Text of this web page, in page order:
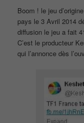
Boom ! le jeu
pays le 3 Avril 2014
diffusion le jeu a fait
C’est le producteur
qui l’annonce dès